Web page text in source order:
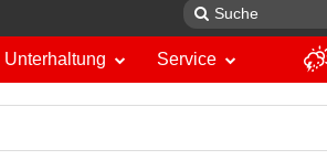
Unterhaltung Service